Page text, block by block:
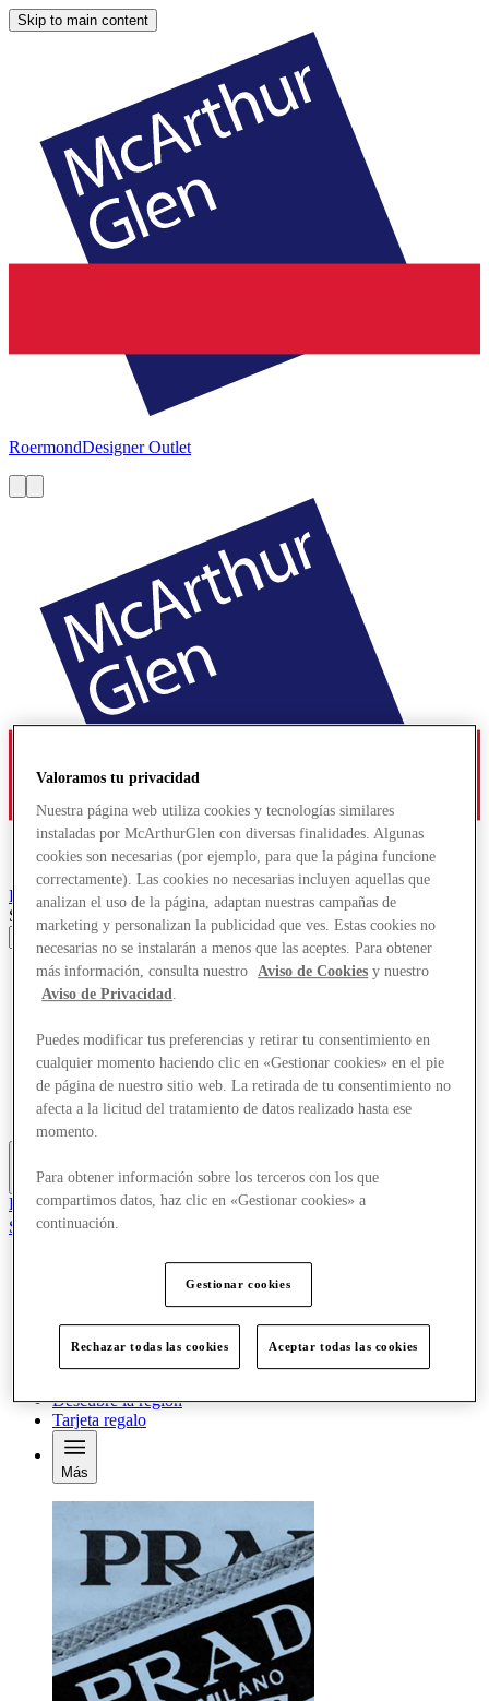
Skip to main content
RoermondDesigner Outlet
RoermondDesigner Outlet
Search input
Tiendas
Ofertas
¿Qué pasa?
Comer y beber
Servicios
Descubre la región
Tarjeta regalo
Más
El Club
Salvado
Planifica tu visita
¿Qué pasa?
Descubre la región
Tarjeta regalo
Más
Valoramos tu privacidad
Nuestra página web utiliza cookies y tecnologías similares
instaladas por McArthurGlen con diversas finalidades. Algunas
cookies son necesarias (por ejemplo, para que la página funcione
correctamente). Las cookies no necesarias incluyen aquellas que
analizan el uso de la página, adaptan nuestras campañas de
marketing y personalizan la publicidad que ves. Estas cookies no
necesarias no se instalarán a menos que las aceptes. Para obtener
más información, consulta nuestro
Aviso de Cookies y nuestro
Aviso de Privacidad
Puedes modificar tus preferencias y retirar tu consentimiento en
cualquier momento haciendo clic en «Gestionar cookies» en el pie
de página de nuestro sitio web. La retirada de tu consentimiento no
afecta a la licitud del tratamiento de datos realizado hasta ese
momento.
Para obtener información sobre los terceros con los que
compartimos datos, haz clic en «Gestionar cookies» a
continuación.
Gestionar cookies
Rechazar todas las cookies Aceptar todas las cookies